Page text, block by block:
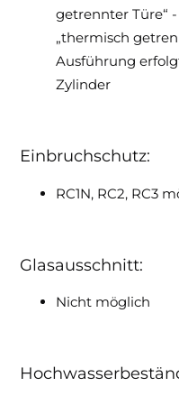
getrennter Türe“
„thermisch
Ausführung
Zylinder
Einbruchschutz:
RC1N, RC2, RC3
Glasausschnitt:
Nicht möglich